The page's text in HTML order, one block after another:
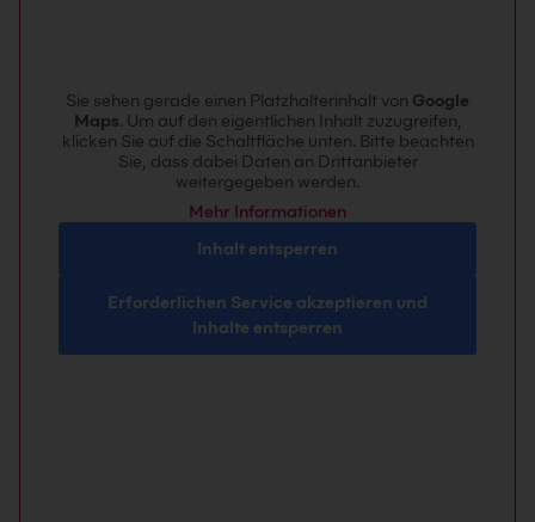
Sie sehen gerade einen Platzhalterinhalt von Google
Maps. Um auf den eigentlichen Inhalt zuzugreifen,
klicken Sie auf die Schaltfläche unten. Bitte beachten
Sie, dass dabei Daten an Drittanbieter
weitergegeben werden.
Mehr Informationen
Inhalt entsperren
Erforderlichen Service akzeptieren und
Inhalte entsperren